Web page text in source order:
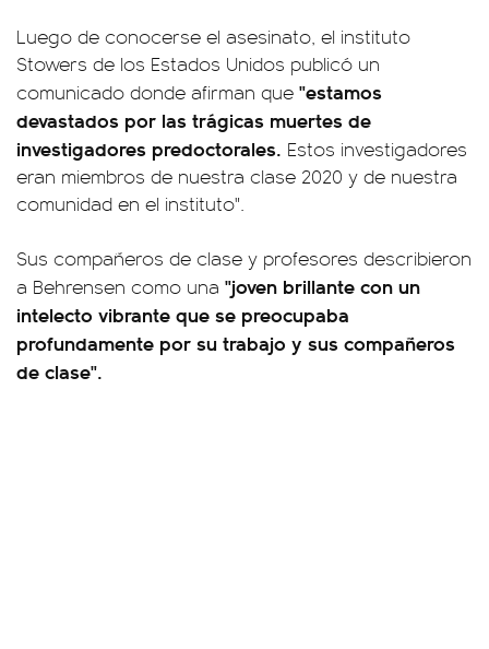
Luego de conocerse el asesinato, el instituto
Stowers de los Estados Unidos publicó un
comunicado donde afirman que "estamos
devastados por las trágicas muertes de
investigadores predoctorales. Estos investigadores
eran miembros de nuestra clase 2020 y de nuestra
comunidad en el instituto".
Sus compañeros de clase y profesores describieron
a Behrensen como una "joven brillante con un
intelecto vibrante que se preocupaba
profundamente por su trabajo y sus compañeros
de clase".